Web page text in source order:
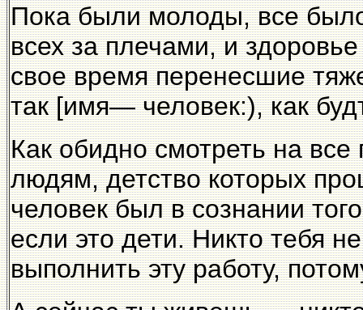
Пока были молоды, все
всех за плечами, и
свое время перенесшие
так [имя— человек:), как
Как обидно смотреть на
людям, детство которых
человек был в сознании
если это дети. Никто тебя
выполнить эту работу,